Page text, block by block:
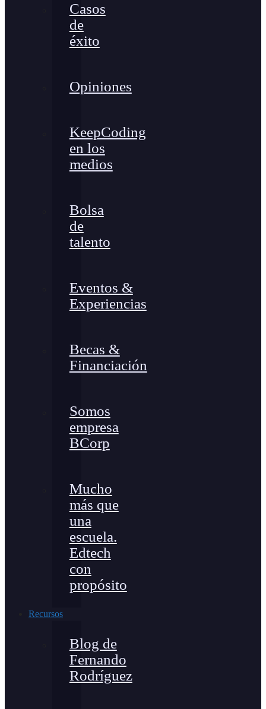
Casos
de
éxito
Opiniones
KeepCoding
en los
medios
Bolsa
de
talento
Eventos &
Experiencias
Becas &
Financiación
Somos
empresa
BCorp
Mucho
más que
una
escuela.
Edtech
con
propósito
Recursos
Blog de
Fernando
Rodríguez